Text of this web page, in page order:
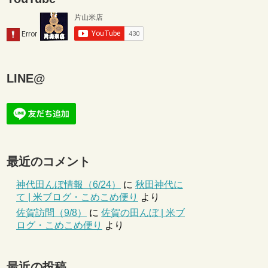
LINE@
最近のコメント
神代田んぼ情報（6/24） に 秋田神代に
て | 米ブログ・こめこめ便り より
佐賀訪問（9/8）
に 佐賀の田んぼ | 米ブ
ログ・こめこめ便り より